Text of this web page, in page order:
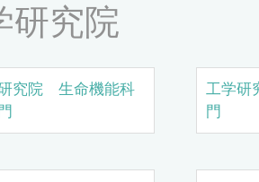
研究院
究院 生命機能科
工学研
門